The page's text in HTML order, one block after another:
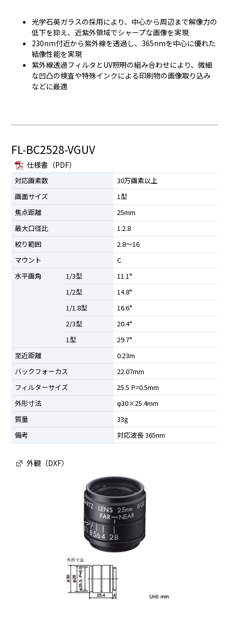
光学石英ガラスの採用により、中心から周辺まで解像力の
低下を抑え、近紫外領域でシャープな画像を実現
230nm付近から紫外線を透過し、365nmを中心に優れた
結像性能を実現
紫外線透過フィルタとUV照明の組み合わせにより、微細
な凹凸の検査や特殊インクによる印刷物の画像取り込み
などに最適
FL-BC2528-VGUV
外観（DXF）
仕様書（PDF）
対応画素数
30万画素以上
画面サイズ
1型
焦点距離
25mm
最大口径比
1:2.8
絞り範囲
2.8〜16
マウント
C
水平画角
1/3型
11.1°
1/2型
14.8°
1/1.8型
16.6°
2/3型
20.4°
1型
29.7°
至近距離
0.23m
バックフォーカス
22.07mm
フィルターサイズ
25.5 P=0.5mm
外形寸法
φ30×25.4mm
質量
33g
備考
対応波長 365nm